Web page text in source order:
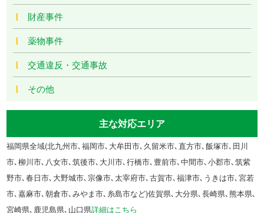
財産事件
薬物事件
交通違反・交通事故
その他
主な対応エリア
福岡県全域(北九州市､福岡市､大牟田市､久留米市､直方市､飯塚市､田川
市､柳川市､八女市､筑後市､大川市､行橋市､豊前市､中間市､小郡市､筑紫
野市､春日市､大野城市､宗像市､太宰府市､古賀市､福津市､うきは市､宮若
市､嘉麻市､朝倉市､みやま市､糸島市など)佐賀県､大分県､長崎県､熊本県､
宮崎県､鹿児島県､山口県詳細はこちら